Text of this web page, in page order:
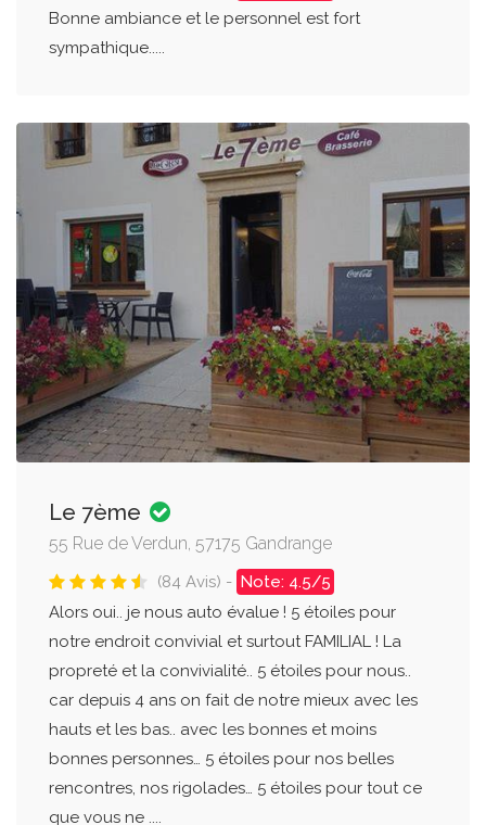
Bonne ambiance et le personnel est fort
sympathique.....
Le 7ème
55 Rue de Verdun, 57175 Gandrange
(84 Avis) - Note: 4.5/5
Alors oui.. je nous auto évalue ! 5 étoiles pour
notre endroit convivial et surtout FAMILIAL ! La
propreté et la convivialité.. 5 étoiles pour nous..
car depuis 4 ans on fait de notre mieux avec les
hauts et les bas.. avec les bonnes et moins
bonnes personnes… 5 étoiles pour nos belles
rencontres, nos rigolades… 5 étoiles pour tout ce
que vous ne ....